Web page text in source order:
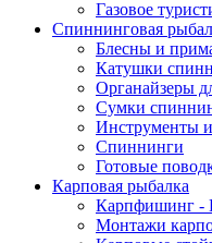
Газовое
Спиннинговая
Блесны и
Катушки
Органайзеры
Сумки
Инструменты
Спиннинги
Готовые
Карповая рыбалка
Карпфишинг -
Монтажи